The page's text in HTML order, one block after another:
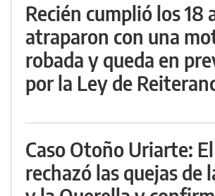
Recién cumplió los 18
atraparon con una
robada y queda en
por la Ley de
Caso Otoño Uriarte: El
rechazó las quejas de